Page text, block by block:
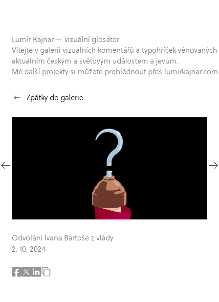
Lumír Kajnar — vizuální glosátor
Vítejte v galerii vizuálních komentářů a typohříček věnovaných
aktuálním českým a světovým událostem a jevům.
Mé další projekty si můžete prohlédnout přes
Zpátky do galerie
Odvolání Ivana Bartoše z vlády
2. 10. 2024